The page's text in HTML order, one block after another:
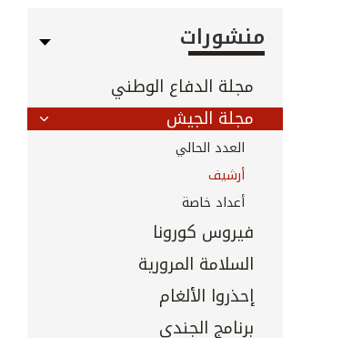
منشورات
مجلة الدفاع الوطني
مجلة الجيش
العدد الحالي
أرشيف
أعداد خاصة
فيروس كورونا
السلامة المرورية
إحذروا الألغام
برنامج الجندي